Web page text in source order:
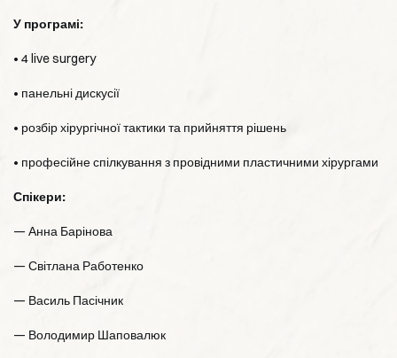
У програмі:
• 4 live surgery
• панельні дискусії
• розбір хірургічної тактики та прийняття рішень
• професійне спілкування з провідними пластичними хірургами
Спікери:
— Анна Барінова
— Світлана Работенко
— Василь Пасічник
— Володимир Шаповалюк